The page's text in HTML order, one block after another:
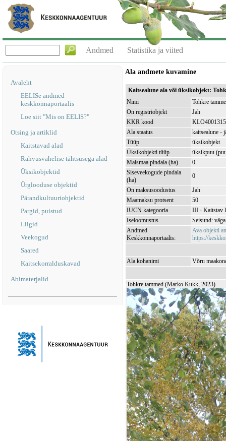
Andmed Statistika ja viited
Avaleht
EELISe andmed
keskkonnaportaalis
Loe siit "Mis on EELIS?"
Otsing ja artiklid
Kaitstavad alad
Rahvusvahelise tähtsusega alad
Üksikobjektid
Ürglooduse objektid
Pärandkultuuriobjektid
Pargid, puistud
Liigid
Veekogud
Saared
Kaitsekorralduskavad
Abimaterjalid
Ala andmete kuvamine
Kaitsealune ala või üksikobjekt:
Nimi
Tohkre
On registriobjekt
Jah
KKR kood
KLO4001315
Ala staatus
kaitsealune -
Tüüp
üksikobjekt
Üksikobjekti tüüp
üksikpuu
Maismaa pindala (ha)
0
Siseveekogude pindala
(ha)
0
On maksusoodustus
Jah
Maamaksu protsent
50
IUCN kategooria
III - Kaitstav
Iseloomustus
Seisund:
Andmed
Keskkonnaportaalis:
Ava objekti
https://
Ala kohanimi Võru
Tohkre tammed (Marko Kukk, 2023)